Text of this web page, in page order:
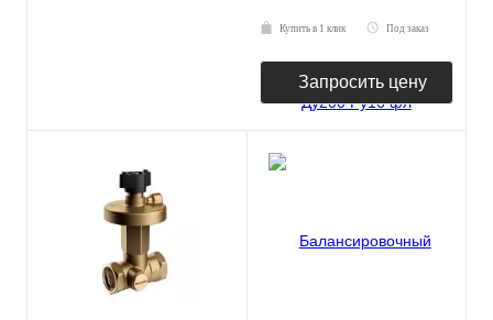
Купить в 1 клик Под заказ
Запросить цену